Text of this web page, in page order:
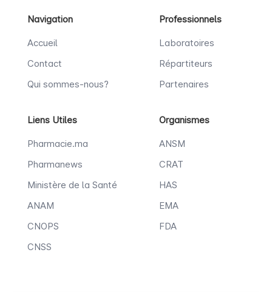
Navigation
Accueil
Contact
Qui sommes-nous?
Professionnels
Laboratoires
Répartiteurs
Partenaires
Liens Utiles
Pharmacie.ma
Pharmanews
Ministère de la Santé
ANAM
CNOPS
CNSS
Organismes
ANSM
CRAT
HAS
EMA
FDA